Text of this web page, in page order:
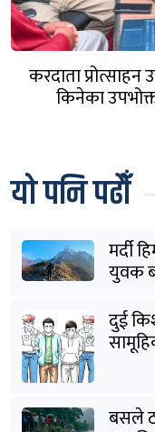
करदाता
किनेका
यो पनि पढौँ
मर्दी
युवक
दुई
पक्राउ
बसले